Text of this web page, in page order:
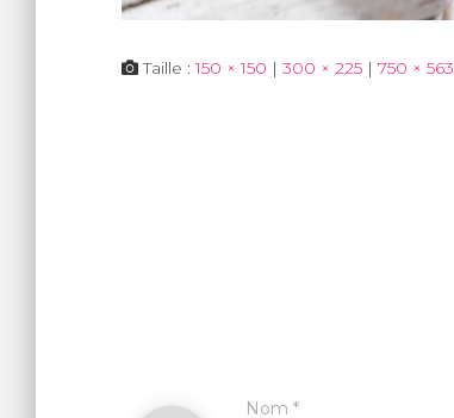
Taille :150 × 150 | 300 × 225 | 750 × 563
Nom *